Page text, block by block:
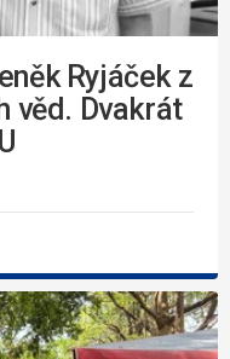
Ryjáček z
věd. Dvakrát